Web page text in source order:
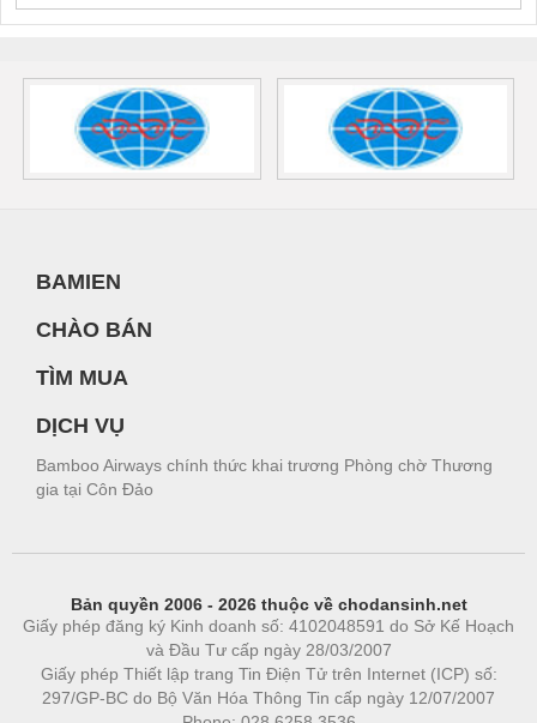
BAMIEN
CHÀO BÁN
TÌM MUA
DỊCH VỤ
Bamboo Airways chính thức khai trương Phòng chờ Thương
gia tại Côn Đảo
Bản quyền 2006 - 2026 thuộc về chodansinh.net
Giấy phép đăng ký Kinh doanh số: 4102048591 do Sở Kế Hoạch
và Đầu Tư cấp ngày 28/03/2007
Giấy phép Thiết lập trang Tin Điện Tử trên Internet (ICP) số:
297/GP-BC do Bộ Văn Hóa Thông Tin cấp ngày 12/07/2007